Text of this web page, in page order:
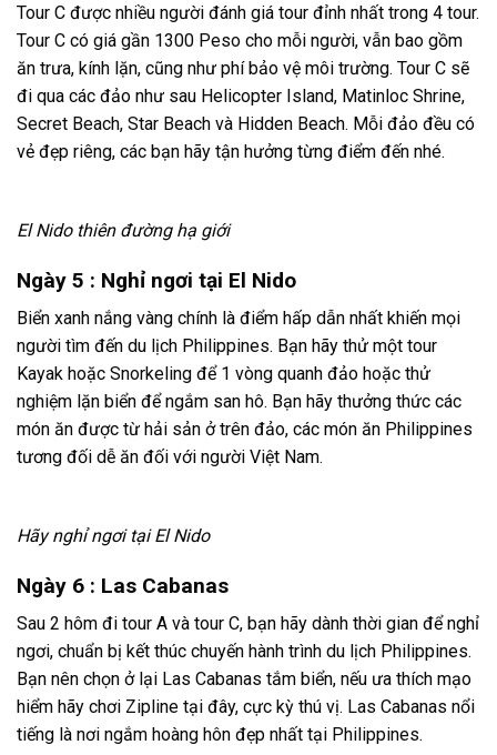
Tour C được nhiều người đánh giá tour đỉnh nhất trong 4 tour.
Tour C có giá gần 1300 Peso cho mỗi người, vẫn bao gồm
ăn trưa, kính lặn, cũng như phí bảo vệ môi trường. Tour C sẽ
đi qua các đảo như sau Helicopter Island, Matinloc Shrine,
Secret Beach, Star Beach và Hidden Beach. Mỗi đảo đều có
vẻ đẹp riêng, các bạn hãy tận hưởng từng điểm đến nhé.
El Nido thiên đường hạ giới
Ngày 5 : Nghỉ ngơi tại El Nido
Biển xanh nắng vàng chính là điểm hấp dẫn nhất khiến mọi
người tìm đến du lịch Philippines. Bạn hãy thử một tour
Kayak hoặc Snorkeling để 1 vòng quanh đảo hoặc thử
nghiệm lặn biển để ngắm san hô. Bạn hãy thưởng thức các
món ăn được từ hải sản ở trên đảo, các món ăn Philippines
tương đối dễ ăn đối với người Việt Nam.
Hãy nghỉ ngơi tại El Nido
Ngày 6 : Las Cabanas
Sau 2 hôm đi tour A và tour C, bạn hãy dành thời gian để nghỉ
ngơi, chuẩn bị kết thúc chuyến hành trình du lịch Philippines.
Bạn nên chọn ở lại Las Cabanas tắm biển, nếu ưa thích mạo
hiểm hãy chơi Zipline tại đây, cực kỳ thú vị. Las Cabanas nổi
tiếng là nơi ngắm hoàng hôn đẹp nhất tại Philippines.